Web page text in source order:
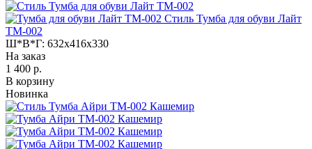
Стиль Тумба для обуви Лайт
ТМ-002
Ш*В*Г: 632x416x330
На заказ
1 400 р.
В корзину
Новинка